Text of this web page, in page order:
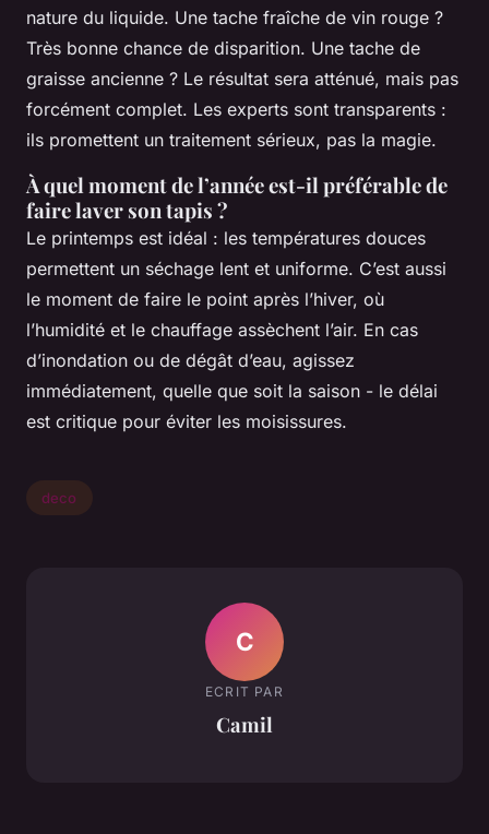
nature du liquide. Une tache fraîche de vin rouge ?
Très bonne chance de disparition. Une tache de
graisse ancienne ? Le résultat sera atténué, mais pas
forcément complet. Les experts sont transparents :
ils promettent un traitement sérieux, pas la magie.
À quel moment de l’année est-il préférable de
faire laver son tapis ?
Le printemps est idéal : les températures douces
permettent un séchage lent et uniforme. C’est aussi
le moment de faire le point après l’hiver, où
l’humidité et le chauffage assèchent l’air. En cas
d’inondation ou de dégât d’eau, agissez
immédiatement, quelle que soit la saison - le délai
est critique pour éviter les moisissures.
deco
C
ECRIT PAR
Camil